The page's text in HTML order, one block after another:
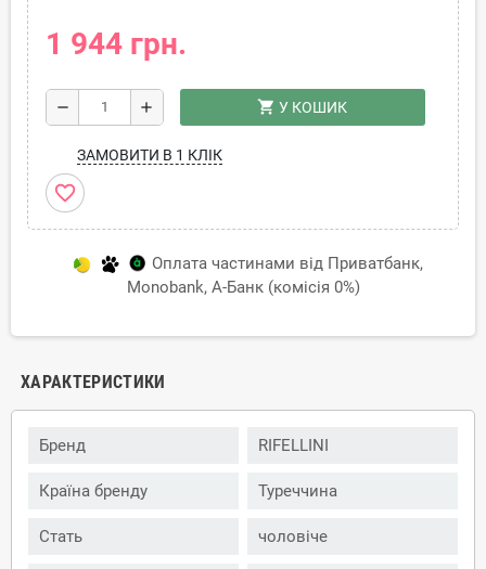
1 944 грн.
remove add shopping_cart У КОШИК
ЗАМОВИТИ В 1 КЛІК
favorite_border
Оплата частинами від Приватбанк,
Monobank, А-Банк (комісія 0%)
ХАРАКТЕРИСТИКИ
Бренд RIFELLINI
Країна бренду Туреччина
Стать чоловіче